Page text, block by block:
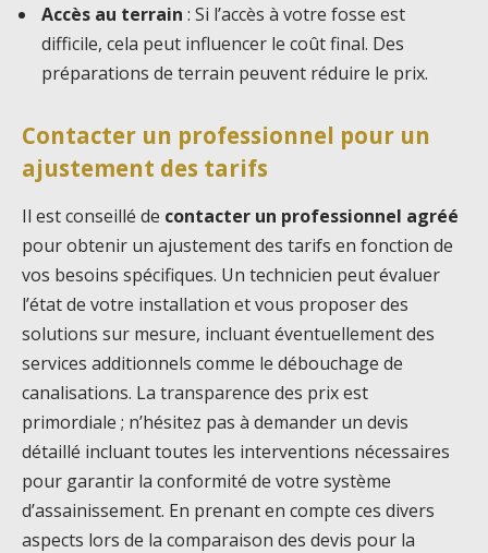
Accès au terrain : Si l’accès à votre fosse est
difficile, cela peut influencer le coût final. Des
préparations de terrain peuvent réduire le prix.
Contacter un professionnel pour un
ajustement des tarifs
Il est conseillé de contacter un professionnel agréé
pour obtenir un ajustement des tarifs en fonction de
vos besoins spécifiques. Un technicien peut évaluer
l’état de votre installation et vous proposer des
solutions sur mesure, incluant éventuellement des
services additionnels comme le débouchage de
canalisations. La transparence des prix est
primordiale ; n’hésitez pas à demander un devis
détaillé incluant toutes les interventions nécessaires
pour garantir la conformité de votre système
d’assainissement. En prenant en compte ces divers
aspects lors de la comparaison des devis pour la